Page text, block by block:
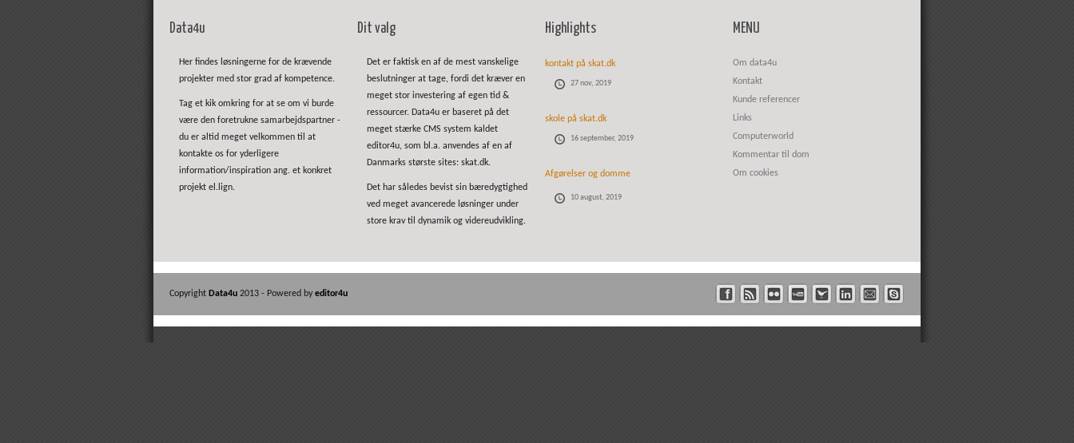
Data4u
Her findes løsningerne for de krævende
projekter med stor grad af kompetence.
Tag et kik omkring for at se om vi burde
være den foretrukne samarbejdspartner -
du er altid meget velkommen til at
kontakte os for yderligere
information/inspiration ang. et konkret
projekt el.lign.
Dit valg
Det er faktisk en af de mest vanskelige
beslutninger at tage, fordi det kræver en
meget stor investering af egen tid &
ressourcer. Data4u er baseret på det
meget stærke CMS system kaldet
editor4u, som bl.a. anvendes af en af
Danmarks største sites: skat.dk.
Det har således bevist sin bæredygtighed
ved meget avancerede løsninger under
store krav til dynamik og videreudvikling.
Highlights
kontakt på skat.dk
27 nov, 2019
skole på skat.dk
16 september, 2019
Afgørelser og domme
10 august, 2019
MENU
Om data4u
Kontakt
Kunde referencer
Links
Computerworld
Kommentar til dom
Om cookies
Copyright Data4u 2013 - Powered by editor4u